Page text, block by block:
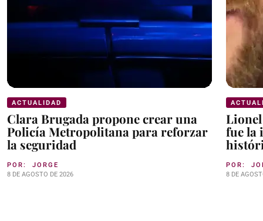
ACTUALIDAD
Clara Brugada propone crear una
Policía Metropolitana para reforzar
la seguridad
POR: JORGE
8 DE AGOSTO DE 2026
fue la
POR:
8 DE